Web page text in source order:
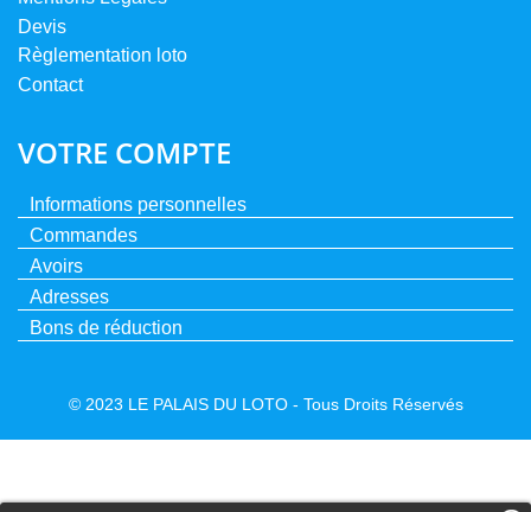
Devis
Règlementation loto
Contact
VOTRE COMPTE
Informations personnelles
Commandes
Avoirs
Adresses
Bons de réduction
© 2023 LE PALAIS DU LOTO - Tous Droits Réservés